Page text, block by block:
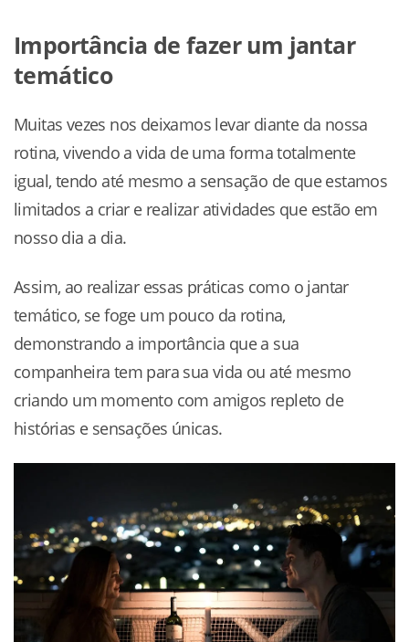
Importância de fazer um jantar
temático
Muitas vezes nos deixamos levar diante da nossa
rotina, vivendo a vida de uma forma totalmente
igual, tendo até mesmo a sensação de que estamos
limitados a criar e realizar atividades que estão em
nosso dia a dia.
Assim, ao realizar essas práticas como o jantar
temático, se foge um pouco da rotina,
demonstrando a importância que a sua
companheira tem para sua vida ou até mesmo
criando um momento com amigos repleto de
histórias e sensações únicas.